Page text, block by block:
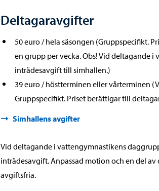
Deltagaravgifter
50 euro / hela säsongen (Gruppspecifikt.
en grupp per vecka. Obs! Vid deltagande
inträdesavgift till simhallen.)
39 euro / höstterminen eller vårterminen
Gruppspecifikt. Priset berättigar till
Simhallens avgifter
Vid deltagande i vattengymnastikens
inträdesavgift. Anpassad motion och en del
avgiftsfria.